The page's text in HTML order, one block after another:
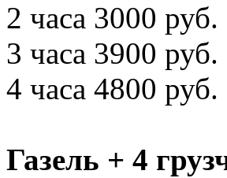
2 часа 3000 руб.
3 часа 3900 руб.
4 часа 4800 руб.
Газель + 4